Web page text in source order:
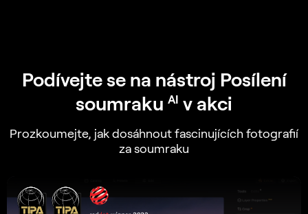
Podívejte se na nástroj Posílení
soumraku AI v akci
Prozkoumejte, jak dosáhnout fascinujících fotografií
za soumraku